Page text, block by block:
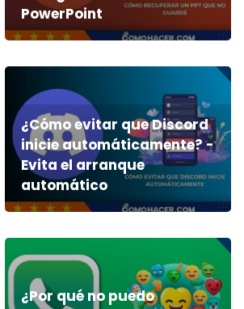
PowerPoint
¿Cómo evitar que Discord
inicie automáticamente? -
Evita el arranque
automático
¿Por qué no puedo